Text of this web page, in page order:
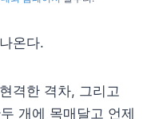
온다.
격한 격차, 그리고
개에 목매달고 언제